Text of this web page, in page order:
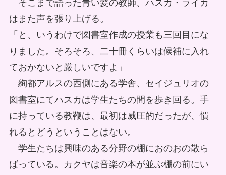
そこまで語った青い髪の教師、ハスカ・ライカ
はまた声を張り上げる。
「と、いうわけで図書室作成の授業も三回目にな
りました。そろそろ、二十冊くらいは候補に入れ
ておかないと厳しいですよ」
絢都アルスの西側にある学舎、セイジュリオの
図書室にてハスカは学生たちの間を歩き回る。手
に持っている教鞭は、最初は威圧的だったが、慣
れるとどうということはない。
学生たちは興味のある分野の棚におのおの散ら
ばっている。カクヤは音楽の本が並ぶ棚の前にい